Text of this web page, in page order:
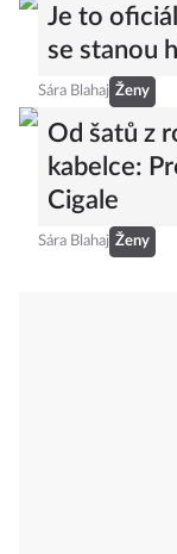
Je to
se stanou
Sára Blahaj Ženy
Od šatů z
kabelce:
Cigale
Sára Blahaj Ženy